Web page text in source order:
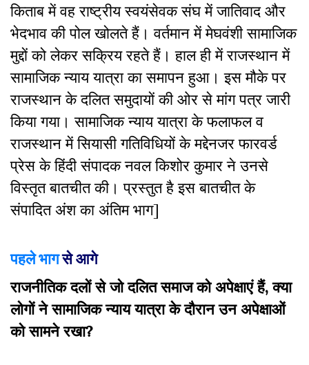
किताब में वह राष्ट्रीय स्वयंसेवक संघ में जातिवाद और
भेदभाव की पोल खोलते हैं। वर्तमान में मेघवंशी सामाजिक
मुद्दों को लेकर सक्रिय रहते हैं। हाल ही में राजस्थान में
सामाजिक न्याय यात्रा का समापन हुआ। इस मौके पर
राजस्थान के दलित समुदायों की ओर से मांग पत्र जारी
किया गया। सामाजिक न्याय यात्रा के फलाफल व
राजस्थान में सियासी गतिविधियों के मद्देनजर फारवर्ड
प्रेस के हिंदी संपादक नवल किशोर कुमार ने उनसे
विस्तृत बातचीत की। प्रस्तुत है इस बातचीत के
संपादित अंश का अंतिम भाग]
पहले भागसे आगे
राजनीतिक दलों से जो दलित समाज को अपेक्षाएं हैं, क्या
लोगों ने सामाजिक न्याय यात्रा के दौरान उन अपेक्षाओं
को सामने रखा?